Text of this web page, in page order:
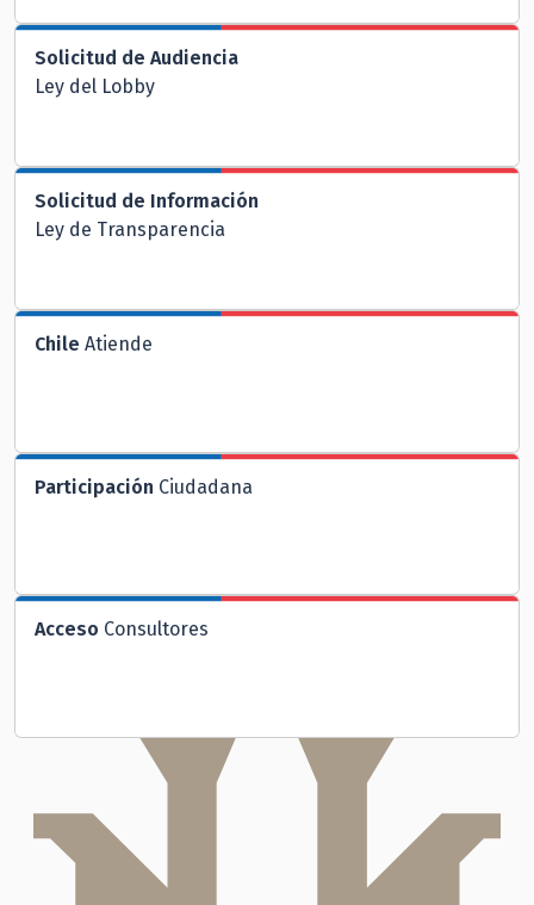
Solicitud de Audiencia
Ley del Lobby
Solicitud de Información
Ley de Transparencia
Chile Atiende
Participación Ciudadana
Acceso Consultores